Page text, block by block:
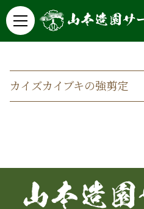
カイズカイブキの強剪定